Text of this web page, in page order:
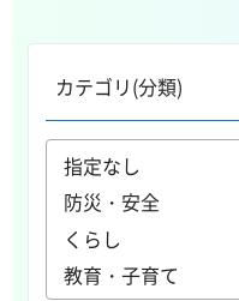
カテゴリ(分類)